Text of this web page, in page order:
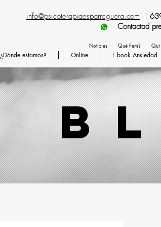
info@psicoterapiaesparreguera.com
¿Dónde estamos? Online E-book Ansiedad
Contactad
Notícies Què Fem? Qui